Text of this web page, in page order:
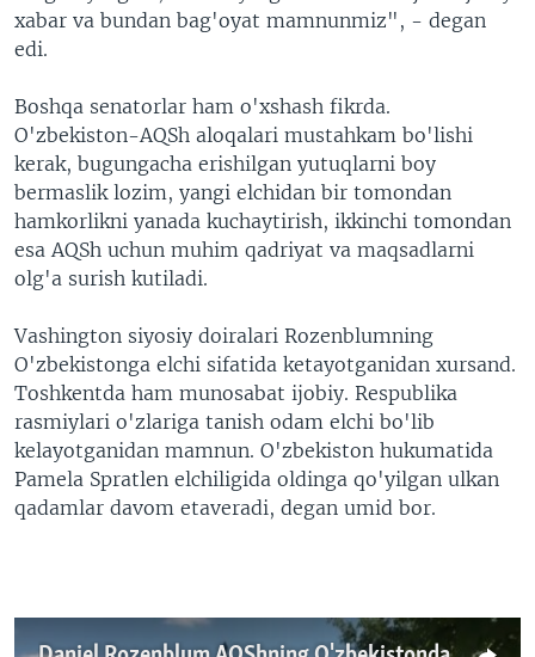
xabar va bundan bag'oyat mamnunmiz", - degan
edi.
Boshqa senatorlar ham o'xshash fikrda.
O'zbekiston-AQSh aloqalari mustahkam bo'lishi
kerak, bugungacha erishilgan yutuqlarni boy
bermaslik lozim, yangi elchidan bir tomondan
hamkorlikni yanada kuchaytirish, ikkinchi tomondan
esa AQSh uchun muhim qadriyat va maqsadlarni
olg'a surish kutiladi.
Vashington siyosiy doiralari Rozenblumning
O'zbekistonga elchi sifatida ketayotganidan xursand.
Toshkentda ham munosabat ijobiy. Respublika
rasmiylari o'zlariga tanish odam elchi bo'lib
kelayotganidan mamnun. O'zbekiston hukumatida
Pamela Spratlen elchiligida oldinga qo'yilgan ulkan
qadamlar davom etaveradi, degan umid bor.